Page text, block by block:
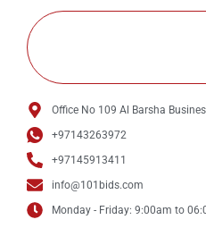
Office No 109 Al Barsha
+97143263972
+97145913411
info@101bids.com
Monday - Friday: 9:00am to